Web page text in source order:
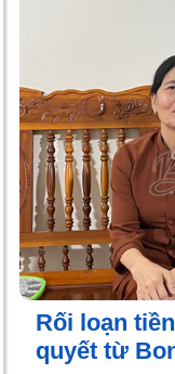
Rối loạn
quyết từ